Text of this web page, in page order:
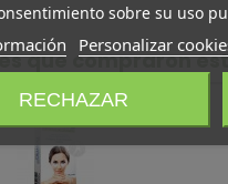
que compraron
sobre su uso
Personalizar
RECHAZAR